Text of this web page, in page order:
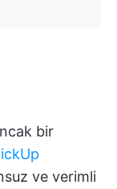
bir
ve verimli